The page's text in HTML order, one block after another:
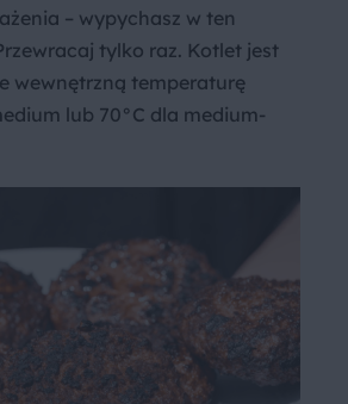
– wypychasz w ten
tylko raz. Kotlet jest
wewnętrzną temperaturę
lub 70°C dla medium-